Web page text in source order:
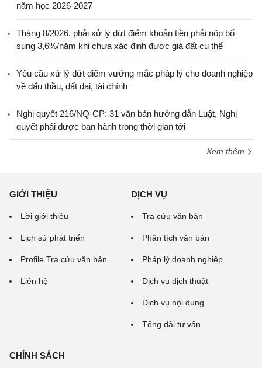
năm học 2026-2027
Tháng 8/2026, phải xử lý dứt điểm khoản tiền phải nộp bổ
sung 3,6%/năm khi chưa xác định được giá đất cụ thể
Yêu cầu xử lý dứt điểm vướng mắc pháp lý cho doanh nghiệp
về đấu thầu, đất đai, tài chính
Nghị quyết 216/NQ-CP: 31 văn bản hướng dẫn Luật, Nghị
quyết phải được ban hành trong thời gian tới
Xem thêm
GIỚI THIỆU
Lời giới thiệu
Lịch sử phát triển
Profile Tra cứu văn bản
Liên hệ
DỊCH VỤ
Tra cứu văn bản
Phân tích văn bản
Pháp lý doanh nghiệp
Dịch vụ dịch thuật
Dịch vụ nội dung
Tổng đài tư vấn
CHÍNH SÁCH